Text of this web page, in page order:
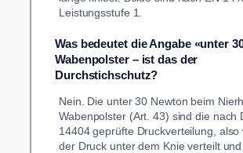
Leistungsstufe 1.
Was bedeutet die Angabe «unter
Wabenpolster – ist das der
Durchstichschutz?
Nein. Die unter 30 Newton beim
Wabenpolster (Art. 43) sind die nach
14404 geprüfte Druckverteilung, also
der Druck unter dem Knie verteilt